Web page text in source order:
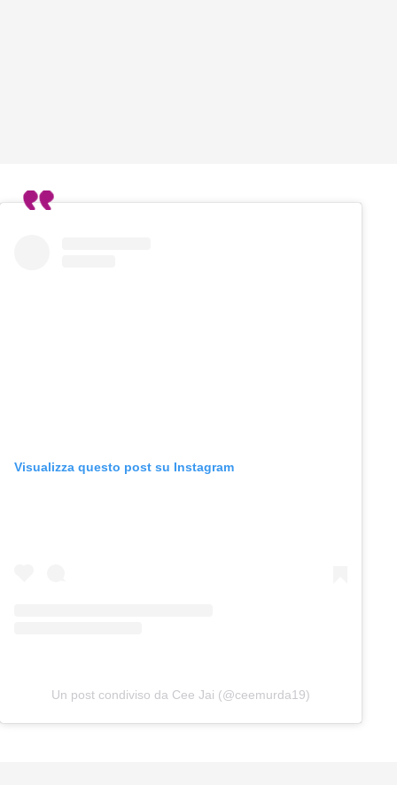
Visualizza questo post su Instagram
Un post condiviso da Cee Jai (@ceemurda19)